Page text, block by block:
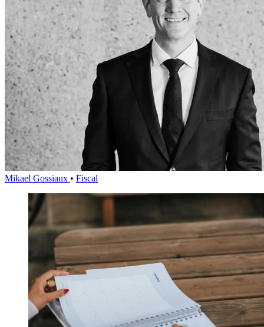
Mikael Gossiaux • Fiscal